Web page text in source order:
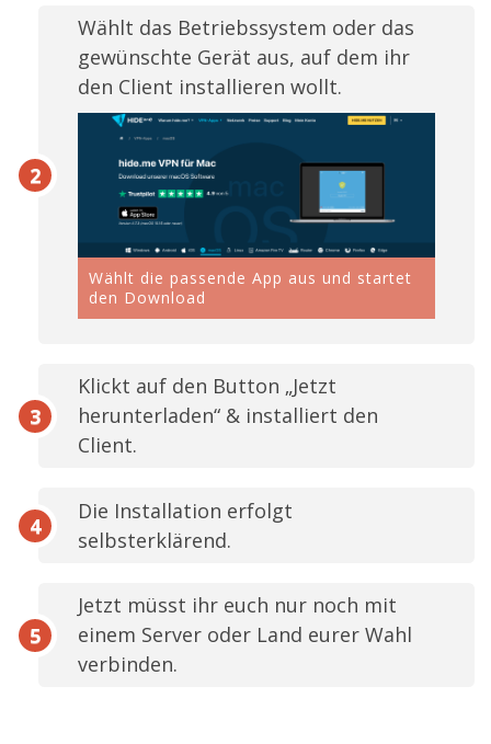
Wählt das Betriebssystem oder das
gewünschte Gerät aus, auf dem ihr
den Client installieren wollt.
Wählt die passende App aus und startet
den Download
Klickt auf den Button „Jetzt
herunterladen“ & installiert den
Client.
Die Installation erfolgt
selbsterklärend.
Jetzt müsst ihr euch nur noch mit
einem Server oder Land eurer Wahl
verbinden.